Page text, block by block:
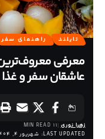
تایلند راهنمای سفر
معرفی معروف‌ترین
عاشقان سفر و غذا
LAST UPDATED: شهریور 4, 1404 7:40 ق.ظ
زهرا نوری 11 MIN READ